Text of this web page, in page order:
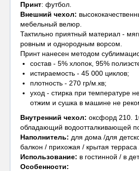
Принт: футбол.
Внешний чехол:
мебельный велюр.
Тактильно приятный материал -
ровным и однородным ворсом.
Принт нанесен методом
состав - 5% хлопок, 95%
истираемость - 45 000 циклов;
плотность - 270 гр/м.кв;
уход - стирка при температуре
отжим и сушка в машине не
Внутренний чехол: оксфорд 210.
обладающий водоотталкивающей
Наполнитель: для дома /для
балкон / прихожая / крытая терраса
Использование: в гостинной / в
Особенности: